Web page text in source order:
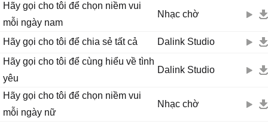
Hãy gọi cho tôi để chọn niềm vui
mỗi ngày nam
Nhạc chờ
Hãy gọi cho tôi để chia sẻ tất cả
Dalink Studio
Hãy gọi cho tôi để cùng hiểu về tình
yêu
Dalink Studio
Hãy gọi cho tôi để chọn niềm vui
mỗi ngày nữ
Nhạc chờ